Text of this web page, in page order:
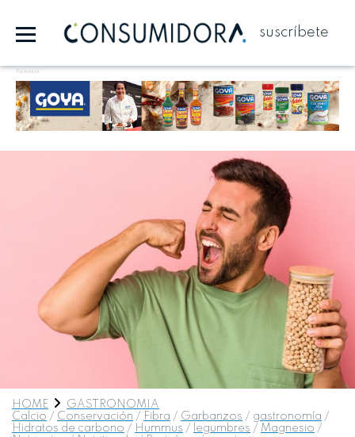
suscríbete
Publicidad
HOME
GASTRONOMIA
Calcio / Conservación / Fibra / Garbanzos / gastronomía /
Hidratos de carbono / Hummus / legumbres / Magnesio /